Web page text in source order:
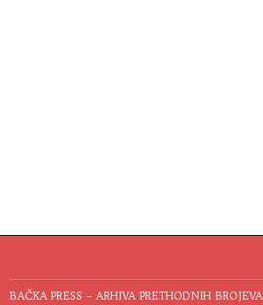
BAČKA PRESS – ARHIVA PRETHODNIH BROJEVA